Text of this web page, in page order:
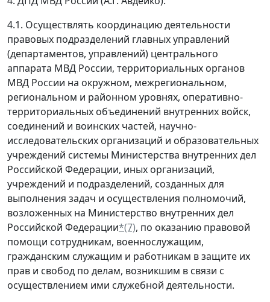
4.1. Осуществлять координацию деятельности
правовых подразделений главных управлений
(департаментов, управлений) центрального
аппарата МВД России, территориальных органов
МВД России на окружном, межрегиональном,
региональном и районном уровнях, оперативно-
территориальных объединений внутренних войск,
соединений и воинских частей, научно-
исследовательских организаций и образовательных
учреждений системы Министерства внутренних дел
Российской Федерации, иных организаций,
учреждений и подразделений, созданных для
выполнения задач и осуществления полномочий,
возложенных на Министерство внутренних дел
Российской Федерации*(7), по оказанию правовой
помощи сотрудникам, военнослужащим,
гражданским служащим и работникам в защите их
прав и свобод по делам, возникшим в связи с
осуществлением ими служебной деятельности.